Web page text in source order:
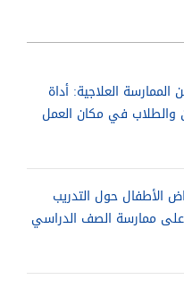
العلاجية: أداة
والطلاب في مكان العمل
الأطفال حول التدريب
على ممارسة الصف الدراسي